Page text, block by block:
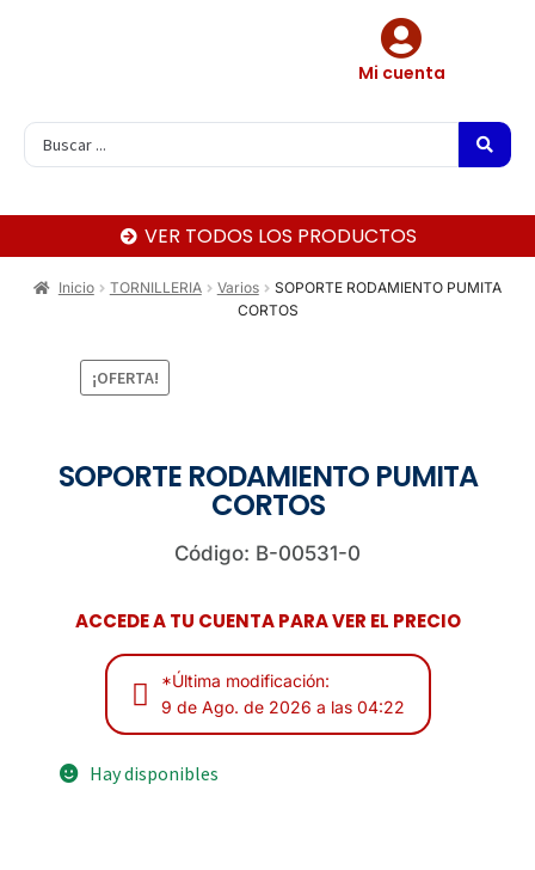
Mi cuenta
VER TODOS LOS PRODUCTOS
Inicio TORNILLERIA Varios
SOPORTE RODAMIENTO PUMITA
CORTOS
¡OFERTA!
SOPORTE RODAMIENTO PUMITA
CORTOS
Código: B-00531-0
ACCEDE A TU CUENTA PARA VER EL PRECIO
*Última modificación:
9 de Ago. de 2026 a las 04:22
Hay disponibles